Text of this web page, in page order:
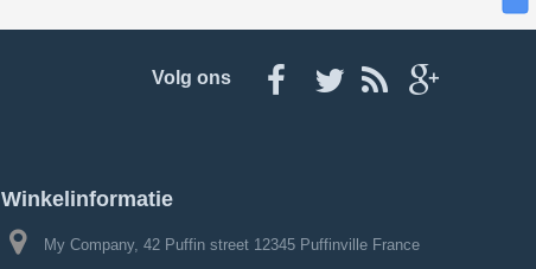
Volg ons
Winkelinformatie
My Company, 42 Puffin street 12345 Puffinville France